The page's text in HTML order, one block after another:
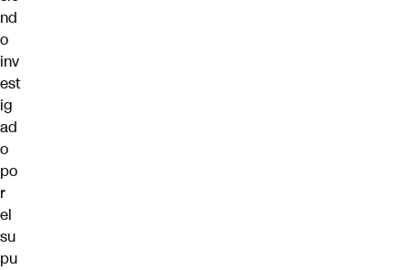
nd
o
inv
est
ig
ad
o
po
r
el
su
pu